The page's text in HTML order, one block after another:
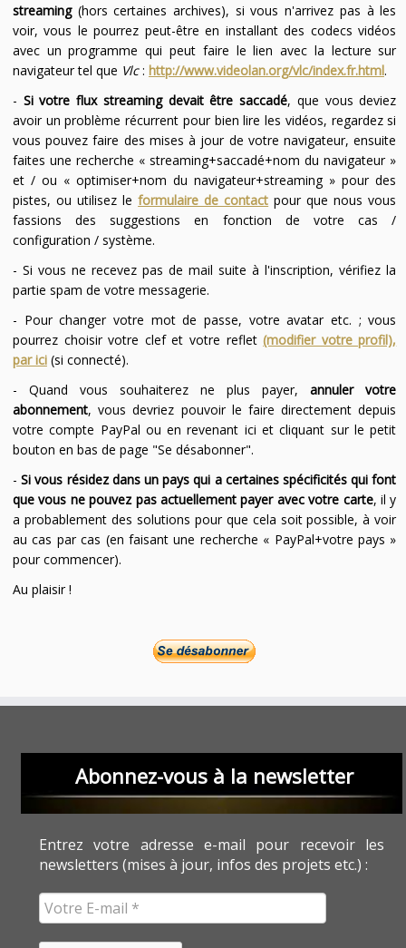
streaming(hors certaines archives), si vous n'arrivez pas à les
voir, vous le pourrez peut-être en installant des codecs vidéos
avec un programme qui peut faire le lien avec la lecture sur
navigateur tel que Vlc: http://www.videolan.org/vlc/index.fr.html.
- Si votre flux streaming devait être saccadé, que vous deviez
avoir un problème récurrent pour bien lire les vidéos, regardez si
vous pouvez faire des mises à jour de votre navigateur, ensuite
faites une recherche « streaming+saccadé+nom du navigateur »
et / ou « optimiser+nom du navigateur+streaming » pour des
pistes, ou utilisez leformulaire de contact pour que nous vous
fassions des suggestions en fonction de votre cas /
configuration / système.
- Si vous ne recevez pas de mail suite à l'inscription, vérifiez la
partie spam de votre messagerie.
- Pour changer votre mot de passe, votre avatar etc. ; vous
pourrez choisir votre clef et votre reflet(modifier votre profil),
par ici(si connecté).
- Quand vous souhaiterez ne plus payer,annuler votre
abonnement, vous devriez pouvoir le faire directement depuis
votre compte PayPal ou en revenant ici et cliquant sur le petit
bouton en bas de page "Se désabonner".
-Si vous résidez dans un pays qui a certaines spécificités qui font
que vous ne pouvez pas actuellement payer avec votre carte, il y
a probablement des solutions pour que cela soit possible, à voir
au cas par cas (en faisant une recherche « PayPal+votre pays »
pour commencer).
Au plaisir !
Abonnez-vous à la newsletter
Entrez votre adresse e-mail pour recevoir les
newsletters (mises à jour, infos des projets etc.) :